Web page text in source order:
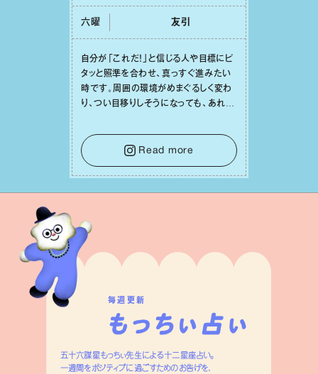
六曜 友引
⾃分が「これだ！」と信じる⼈や⽬標にピ
タッと照準を合わせ、真っすぐ進みたい
時です。周囲の環境がめまぐるしく変わ
り、つい⽬移りしそうになっても、あれこ
をそっと⼿放し、⽬の前のことに集中しま
しょう。そのブレない決意が、あなたにと
って有意義で安定した成果を引き寄せま
す。
Read more
毎週更新
五十六謀星もっちぃ先生による十二星座占い。
一週間をポジティブに過ごすためのお告げを、